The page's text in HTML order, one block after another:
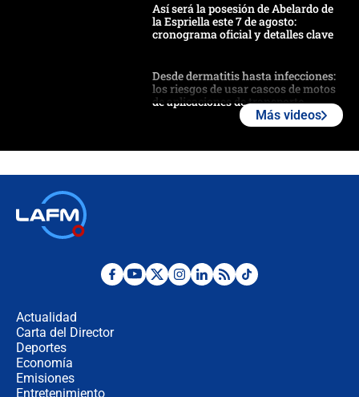
Así será la posesión de Abelardo de
la Espriella este 7 de agosto:
cronograma oficial y detalles clave
Desde dermatitis hasta infecciones:
los riesgos de usar cascos de motos
de aplicaciones de transporte
Posesión de Abelardo De La Espriella
Más videos
Actualidad
Carta del Director
Deportes
Economía
Emisiones
Entretenimiento